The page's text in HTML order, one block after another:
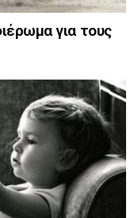
για τους